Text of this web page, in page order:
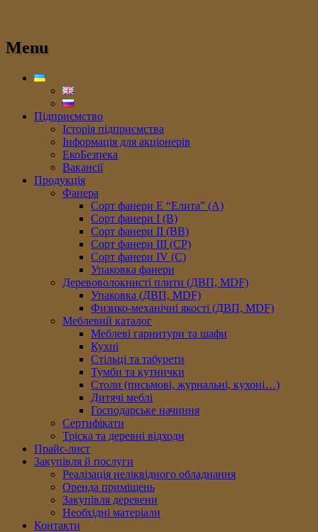
Menu
Підприємство
Історія підприємства
Інформація для акціонерів
ЕкоБезпека
Вакансії
Продукція
Фанера
Сорт фанери E “Елита” (A)
Сорт фанери I (В)
Сорт фанери II (ВB)
Сорт фанери III (CP)
Сорт фанери IV (C)
Упаковка фанери
Деревоволокнисті плити (ДВП, MDF)
Упаковка (ДВП, MDF)
Физико-механічні якості (ДВП, MDF)
Меблевий каталог
Меблеві гарнитури та шафи
Кухні
Стільці та табурети
Тумби та кутнички
Столи (письмові, журнальні, кухоні…)
Дитячі меблі
Господарське начиння
Сертифікати
Тріска та деревні відходи
Прайс-лист
Закупівля й послуги
Реалізація неліквідного обладнання
Оренда приміщень
Закупівля деревени
Необхідні матеріали
Контакти